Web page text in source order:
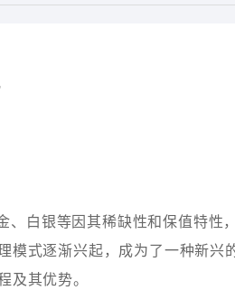
、白银等因其稀缺性和保值特性
模式逐渐兴起，成为了一种新兴
其优势。